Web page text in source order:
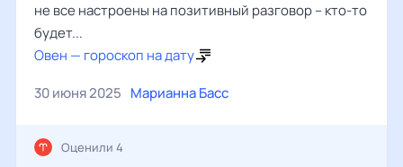
не все настроены на позитивный разговор – кто-то
будет...
Овен — гороскоп на дату
30 июня 2025 Марианна Басс
Оценили 4